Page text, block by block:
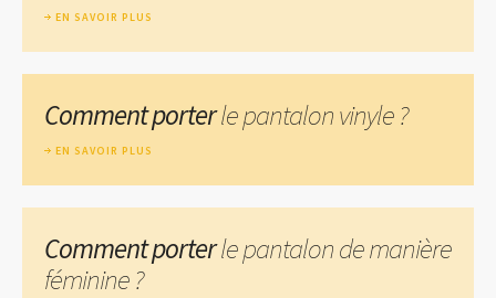
EN SAVOIR PLUS
Comment porterle pantalon vinyle ?
EN SAVOIR PLUS
Comment porterle pantalon de manière
féminine ?